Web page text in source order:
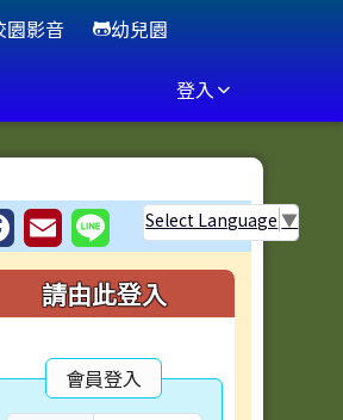
園影音 幼兒園
登入
Select Language ▼
區域內容
請由此登入
會員登入